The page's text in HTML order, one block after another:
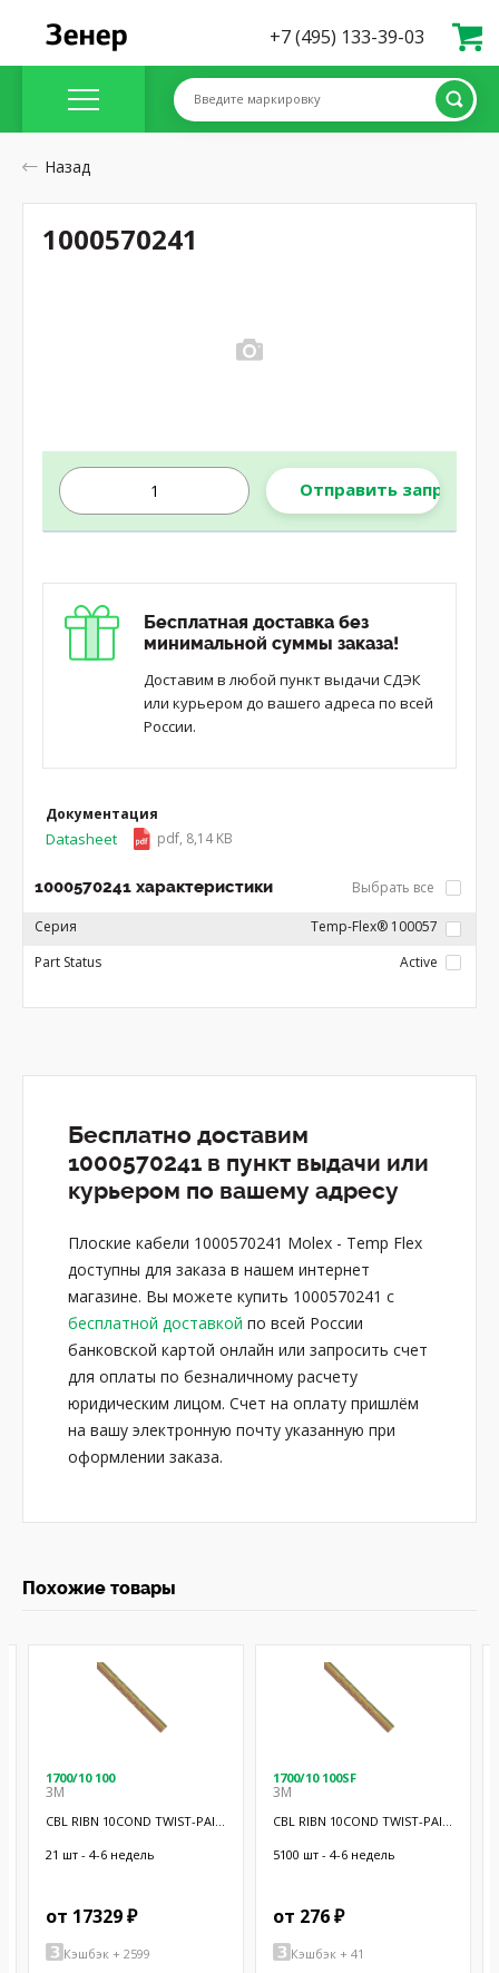
+7 (495) 133-39-03
Введите маркировку
Назад
Отправить запрос
Бесплатная доставка без
минимальной суммы заказа!
Доставим в любой пункт выдачи СДЭК
или курьером до вашего адреса по всей
России.
Документация
Datasheet pdf, 8,14 KB
1000570241 характеристики Выбрать все
Серия
Temp-Flex® 100057
Part Status
Active
1000570241
Бесплатно доставим
1000570241 в пункт выдачи или
курьером по вашему адресу
Плоские кабели 1000570241 Molex - Temp Flex
доступны для заказа в нашем интернет
магазине. Вы можете купить 1000570241 с
бесплатной доставкой по всей России
банковской картой онлайн или запросить счет
для оплаты по безналичному расчету
юридическим лицом. Счет на оплату пришлём
на вашу электронную почту указанную при
оформлении заказа.
Похожие товары
1700/10 100
3M
CBL RIBN 10COND TWIST-PAIR
21 шт - 4-6 недель
от 17329 ₽
Кэшбэк + 2599
1700/10 100SF
3M
CBL RIBN 10COND TWIST-PAIR
5100 шт - 4-6 недель
от 276 ₽
Кэшбэк + 41